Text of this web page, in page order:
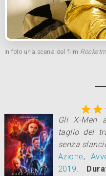
In foto una scena del film

Gli X-Men
taglio del
senza
Azione,
2019.